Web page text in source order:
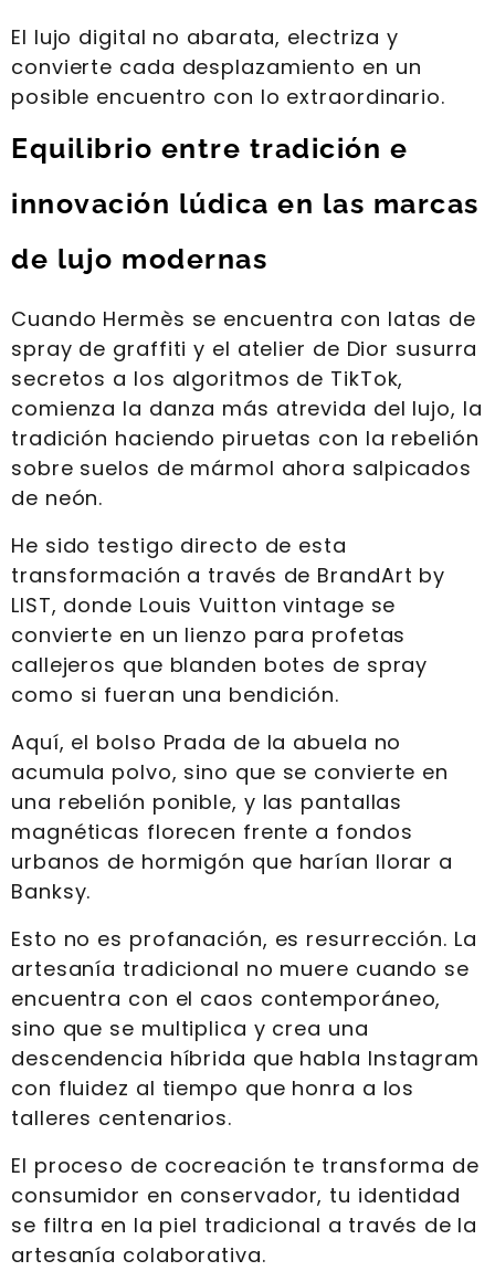
El lujo digital no abarata, electriza y
convierte cada desplazamiento en un
posible encuentro con lo extraordinario.
Equilibrio entre tradición e
innovación lúdica en las marcas
de lujo modernas
Cuando Hermès se encuentra con latas de
spray de graffiti y el atelier de Dior susurra
secretos a los algoritmos de TikTok,
comienza la danza más atrevida del lujo, la
tradición haciendo piruetas con la rebelión
sobre suelos de mármol ahora salpicados
de neón.
He sido testigo directo de esta
transformación a través de BrandArt by
LIST, donde Louis Vuitton vintage se
convierte en un lienzo para profetas
callejeros que blanden botes de spray
como si fueran una bendición.
Aquí, el bolso Prada de la abuela no
acumula polvo, sino que se convierte en
una rebelión ponible, y las pantallas
magnéticas florecen frente a fondos
urbanos de hormigón que harían llorar a
Banksy.
Esto no es profanación, es resurrección. La
artesanía tradicional no muere cuando se
encuentra con el caos contemporáneo,
sino que se multiplica y crea una
descendencia híbrida que habla Instagram
con fluidez al tiempo que honra a los
talleres centenarios.
El proceso de cocreación te transforma de
consumidor en conservador, tu identidad
se filtra en la piel tradicional a través de la
artesanía colaborativa.